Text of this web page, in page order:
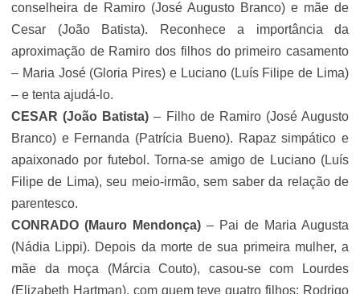
conselheira de Ramiro (José Augusto Branco) e mãe de
Cesar (João Batista). Reconhece a importância da
aproximação de Ramiro dos filhos do primeiro casamento
– Maria José (Gloria Pires) e Luciano (Luís Filipe de Lima)
– e tenta ajudá-lo.
CESAR (João Batista) – Filho de Ramiro (José Augusto
Branco) e Fernanda (Patrícia Bueno). Rapaz simpático e
apaixonado por futebol. Torna-se amigo de Luciano (Luís
Filipe de Lima), seu meio-irmão, sem saber da relação de
parentesco.
CONRADO (Mauro Mendonça) – Pai de Maria Augusta
(Nádia Lippi). Depois da morte de sua primeira mulher, a
mãe da moça (Márcia Couto), casou-se com Lourdes
(Elizabeth Hartman), com quem teve quatro filhos: Rodrigo